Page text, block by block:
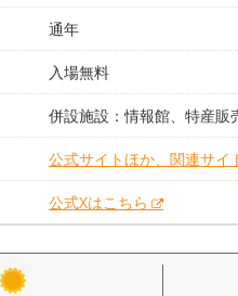
通年
入場無料
併設施設：情報館、特産販
公式サイトほか、関連サイ
公式Xはこちら